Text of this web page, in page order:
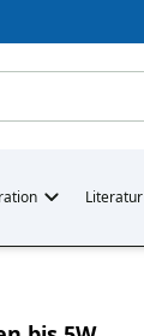
Literatur